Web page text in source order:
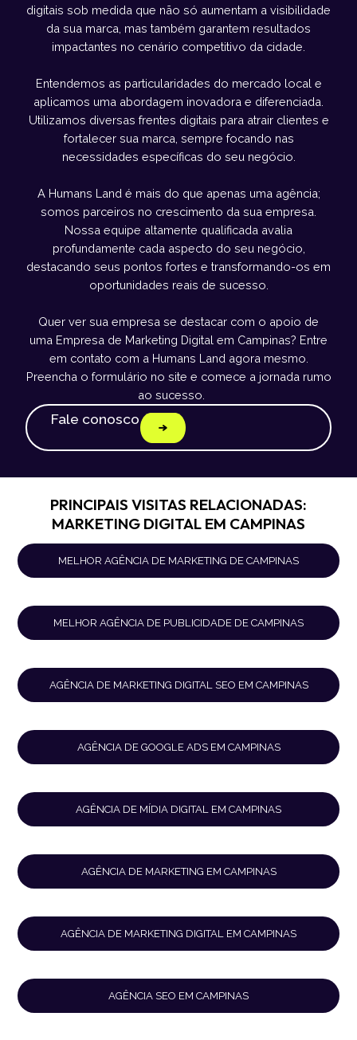
digitais sob medida que não só aumentam a visibilidade
da sua marca, mas também garantem resultados
impactantes no cenário competitivo da cidade.
Entendemos as particularidades do mercado local e
aplicamos uma abordagem inovadora e diferenciada.
Utilizamos diversas frentes digitais para atrair clientes e
fortalecer sua marca, sempre focando nas
necessidades específicas do seu negócio.
A Humans Land é mais do que apenas uma agência;
somos parceiros no crescimento da sua empresa.
Nossa equipe altamente qualificada avalia
profundamente cada aspecto do seu negócio,
destacando seus pontos fortes e transformando-os em
oportunidades reais de sucesso.
Quer ver sua empresa se destacar com o apoio de
uma Empresa de Marketing Digital em Campinas? Entre
em contato com a Humans Land agora mesmo.
Preencha o formulário no site e comece a jornada rumo
ao sucesso.
Fale conosco
PRINCIPAIS VISITAS RELACIONADAS:
MARKETING DIGITAL EM CAMPINAS
MELHOR AGÊNCIA DE MARKETING DE CAMPINAS
MELHOR AGÊNCIA DE PUBLICIDADE DE CAMPINAS
AGÊNCIA DE MARKETING DIGITAL SEO EM CAMPINAS
AGÊNCIA DE GOOGLE ADS EM CAMPINAS
AGÊNCIA DE MÍDIA DIGITAL EM CAMPINAS
AGÊNCIA DE MARKETING EM CAMPINAS
AGÊNCIA DE MARKETING DIGITAL EM CAMPINAS
AGÊNCIA SEO EM CAMPINAS